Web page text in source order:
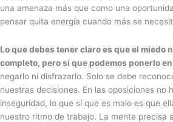
una amenaza más que como una
pensar quita energía cuando más se
Lo que debes tener claro es que el miedo
completo, pero sí que podemos ponerlo
negarlo ni disfrazarlo. Solo se debe
nuestras decisiones. En las oposiciones no
inseguridad, lo que sí que es malo es que
nuestro ritmo de trabajo. La mente precisa